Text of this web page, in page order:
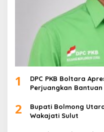
1
DPC PKB Boltara
Perjuangkan Bantuan
2
Bupati Bolmong
Wakajati Sulut